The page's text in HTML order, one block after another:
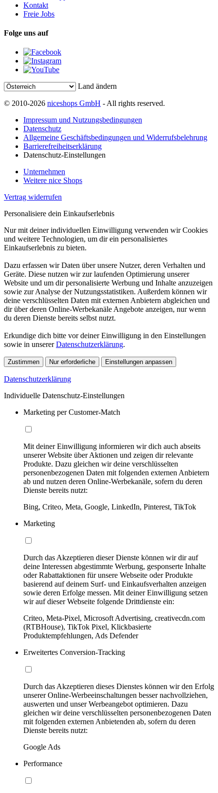
Kontakt
Freie Jobs
Folge uns auf
Land ändern
© 2010-2026 niceshops GmbH - All rights reserved.
Impressum und Nutzungsbedingungen
Datenschutz
Allgemeine Geschäftsbedingungen und Widerrufsbelehrung
Barrierefreiheitserklärung
Datenschutz-Einstellungen
Unternehmen
Weitere nice Shops
Vertrag widerrufen
Personalisiere dein Einkaufserlebnis
Nur mit deiner individuellen Einwilligung verwenden wir Cookies
und weitere Technologien, um dir ein personalisiertes
Einkaufserlebnis zu bieten.
Dazu erfassen wir Daten über unsere Nutzer, deren Verhalten und
Geräte. Diese nutzen wir zur laufenden Optimierung unserer
Website und um dir personalisierte Werbung und Inhalte anzuzeigen
sowie zur Analyse der Nutzungsstatistiken. Außerdem können wir
deine verschlüsselten Daten mit externen Anbietern abgleichen und
dir über deren Online-Werbekanäle Angebote anzeigen, nur wenn
du deren Dienste bereits selbst nutzt.
Erkundige dich bitte vor deiner Einwilligung in den Einstellungen
sowie in unsererDatenschutzerklärung.
Zustimmen Nur erforderliche Einstellungen anpassen
Datenschutzerklärung
Individuelle Datenschutz-Einstellungen
Marketing per Customer-Match
Mit deiner Einwilligung informieren wir dich auch abseits
unserer Website über Aktionen und zeigen dir relevante
Produkte. Dazu gleichen wir deine verschlüsselten
personenbezogenen Daten mit folgenden externen Anbietern
ab und nutzen deren Online-Werbekanäle, sofern du deren
Dienste bereits nutzt:
Bing, Criteo, Meta, Google, LinkedIn, Pinterest, TikTok
Marketing
Durch das Akzeptieren dieser Dienste können wir dir auf
deine Interessen abgestimmte Werbung, gesponserte Inhalte
oder Rabattaktionen für unsere Webseite oder Produkte
basierend auf deinem Surf- und Einkaufsverhalten anzeigen
sowie deren Erfolge messen. Mit deiner Einwilligung setzen
wir auf dieser Webseite folgende Drittdienste ein:
Criteo, Meta-Pixel, Microsoft Advertising, creativecdn.com
(RTBHouse), TikTok Pixel, Klickbasierte
Produktempfehlungen, Ads Defender
Erweitertes Conversion-Tracking
Durch das Akzeptieren dieses Dienstes können wir den Erfolg
unserer Online-Werbeeinschaltungen besser nachvollziehen,
auswerten und unser Werbeangebot optimieren. Dazu
gleichen wir deine verschlüsselten personenbezogenen Daten
mit folgenden externen Anbietenden ab, sofern du deren
Dienste bereits nutzt:
Google Ads
Performance